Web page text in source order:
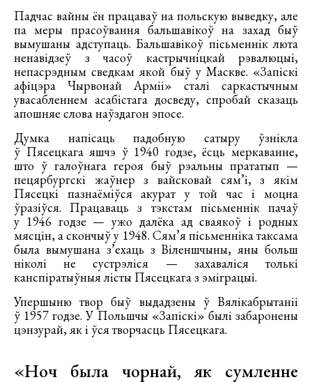
Падчас вайны ён працаваў на польскую выведку, але
па меры прасоўвання бальшавікоў на захад быў
вымушаны адступаць. Бальшавікоў пісьменнік люта
ненавідзеў з часоў кастрычніцкай рэвалюцыі,
непасрэдным сведкам якой быў у Маскве. «Запіскі
афіцэра Чырвонай Арміі» сталі саркастычным
увасабленнем асабістага досведу, спробай сказаць
апошняе слова наўздагон эпосе.
Думка напісаць падобную сатыру ўзнікла
ў Пясецкага яшчэ ў 1940 годзе, ёсць меркаванне,
што ў галоўнага героя быў рэальны прататып —
пецярбургскі жаўнер з вайсковай сям’і, з якім
Пясецкі пазнаёміўся акурат у той час і моцна
ўразіўся. Працаваць з тэкстам пісьменнік пачаў
у 1946 годзе — ужо далёка ад сваякоў і родных
мясцін, а скончыў у 1948. Сям’я пісьменніка таксама
была вымушана з’ехаць з Віленшчыны, яны больш
ніколі не сустрэліся — захаваліся толькі
канспіратыўныя лісты Пясецкага з эміграцыі.
Упершыню твор быў выдадзены ў Вялікабрытаніі
ў 1957 годзе. У Польшчы «Запіскі» былі забаронены
цэнзурай, як і ўся творчасць Пясецкага.
«Ноч была чорнай, як сумленне